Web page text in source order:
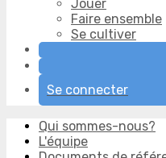
Jouer
Faire ensemble
Se cultiver
Se connecter
Qui sommes-nous?
L'équipe